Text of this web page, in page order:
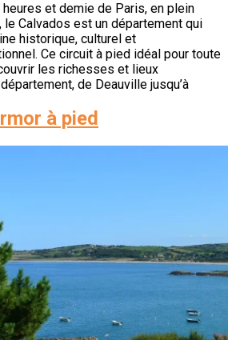
et demie de Paris, en plein
Calvados est un département qui
historique, culturel et
Ce circuit à pied idéal pour toute
les richesses et lieux
de Deauville jusqu’à
à pied